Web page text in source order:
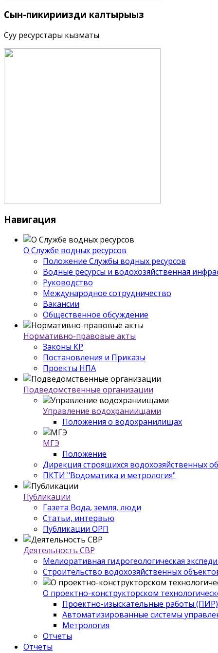
Сын-пикириңизди калтырыңыз
Суу ресурстары кызматы
Навигация
О Службе водных ресурсов
Положение Службы водных ресурсов
Водные ресурсы и водохозяйственная
Руководство
Международное сотрудничество
Вакансии
Общественное обсуждение
Нормативно-правовые акты
Законы КР
Постановления и Приказы
Проекты НПА
Подведомственные организации
Управление водохраниищами
Положения о водохранилищах
МГЭ
Положение
Дирекция строящихся водохозяйственных
ПКТИ "Водоматика и метрология"
Публикации
Газета Вода, земля, люди
Статьи, интервью
Публикации ОРП
Деятельность СВР
Мелиоративная гидрогеологическая
Строительство водохозяйственных
О проектно-конструкторском
Проектно-изыскательные работы (ПИР)
Автоматизированные системы
Метрология
Отчеты
Отчеты